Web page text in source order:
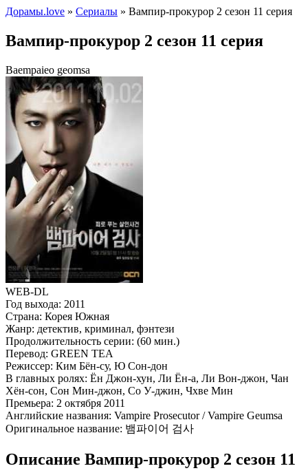
Дорамы.love » Сериалы » Вампир-прокурор 2 сезон 11 серия
Вампир-прокурор 2 сезон 11 серия
Baempaieo geomsa
WEB-DL
Год выхода: 2011
Страна: Корея Южная
Жанр: детектив, криминал, фэнтези
Продолжительность серии: (60 мин.)
Перевод: GREEN TEA
Режиссер: Ким Бён-су, Ю Сон-дон
В главных ролях: Ён Джон-хун, Ли Ён-а, Ли Вон-джон, Чан
Хён-сон, Сон Мин-джон, Со У-джин, Чхве Мин
Премьера: 2 октября 2011
Английские названия: Vampire Prosecutor / Vampire Geumsa
Оригинальное название: 뱀파이어 검사
Описание Вампир-прокурор 2 сезон 11